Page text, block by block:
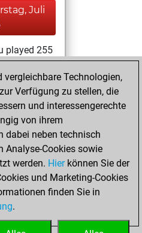
Juli
played 255
scored +98
blitz
Mai
played 145
Play
scored +55
vergleichbare Technologien,
Verfügung zu stellen, die
und interessengerechte
von ihrem
dabei neben technisch
Analyse-Cookies sowie
werden. Hierkönnen Sie der
und Marketing-Cookies
finden Sie in
.